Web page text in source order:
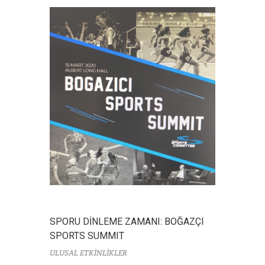
SPORU DİNLEME ZAMANI: BOĞAZÇI
SPORTS SUMMIT
ULUSAL ETKİNLİKLER